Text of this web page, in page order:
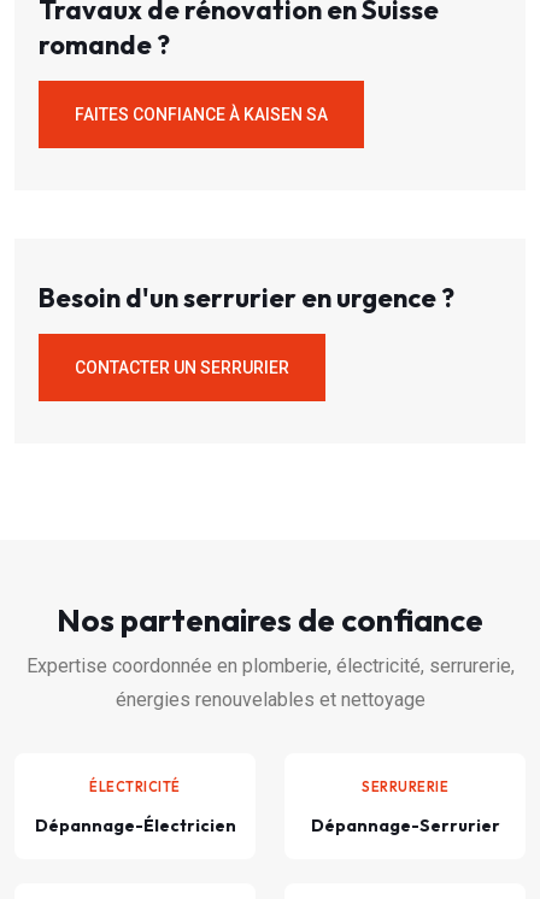
Travaux de rénovation en Suisse
romande ?
FAITES CONFIANCE À KAISEN SA
Besoin d'un serrurier en urgence ?
CONTACTER UN SERRURIER
Nos partenaires de confiance
Expertise coordonnée en plomberie, électricité, serrurerie,
énergies renouvelables et nettoyage
ÉLECTRICITÉ
Dépannage-Électricien
SERRURERIE
Dépannage-Serrurier